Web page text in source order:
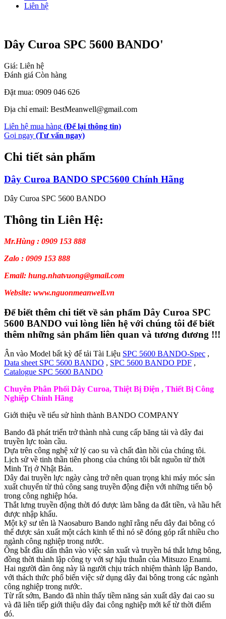
Liên hệ
Dây Curoa SPC 5600 BANDO'
Giá: Liên hệ
Đánh giá Còn hàng
Đặt mua: 0909 046 626
Địa chỉ email: BestMeanwell@gmail.com
Liên hệ mua hàng (Để lại thông tin)
Gọi ngay (Tư vấn ngay)
Chi tiết sản phẩm
Dây Curoa BANDO SPC5600 Chính Hãng
Dây Curoa SPC 5600 BANDO
Thông tin Liên Hệ:
Mr.Hùng : 0909 153 888
Zalo : 0909 153 888
Email: hung.nhatvuong@gmail.com
Website: www.nguonmeanwell.vn
Để biết thêm chi tiết về sản phẩm Dây Curoa SPC
5600 BANDO vui lòng liên hệ với chúng tôi để biết
thêm những sản phẩm liên quan và tương đương !!!
Ân vào Model bất kỳ để tải Tài Liệu SPC 5600 BANDO-Spec ,
Data sheet SPC 5600 BANDO , SPC 5600 BANDO PDF ,
Catalogue SPC 5600 BANDO
Chuyên Phân Phối Dây Curoa, Thiệt Bị Điện , Thiết Bị Công
Nghiệp Chính Hãng
Giới thiệu về tiểu sử hình thành BANDO COMPANY
Bando đã phát triển trở thành nhà cung cấp băng tải và dây đai
truyền lực toàn cầu.
Dựa trên công nghệ xử lý cao su và chất đàn hồi của chúng tôi.
Lịch sử về tinh thần tiên phong của chúng tôi bắt nguồn từ thời
Minh Trị ở Nhật Bản.
Dây đai truyền lực ngày càng trở nên quan trọng khi máy móc sản
xuất chuyển từ thủ công sang truyền động điện với những tiến bộ
trong công nghiệp hóa.
Thắt lưng truyền động thời đó được làm bằng da đắt tiền, và hầu hết
được nhập khẩu.
Một kỹ sư tên là Naosaburo Bando nghĩ rằng nếu dây đai bông có
thể được sản xuất một cách kinh tế thì nó sẽ đóng góp rất nhiều cho
ngành công nghiệp trong nước.
Ông bắt đầu dấn thân vào việc sản xuất và truyền bá thắt lưng bông,
đồng thời thành lập công ty với sự hậu thuẫn của Mitsuzo Enami.
Hai người đàn ông này là người chịu trách nhiệm thành lập Bando,
với thách thức phổ biến việc sử dụng dây đai bông trong các ngành
công nghiệp trong nước.
Từ rất sớm, Bando đã nhìn thấy tiềm năng sản xuất dây đai cao su
và đã liên tiếp giới thiệu dây đai công nghiệp mới kể từ thời điểm
đó.